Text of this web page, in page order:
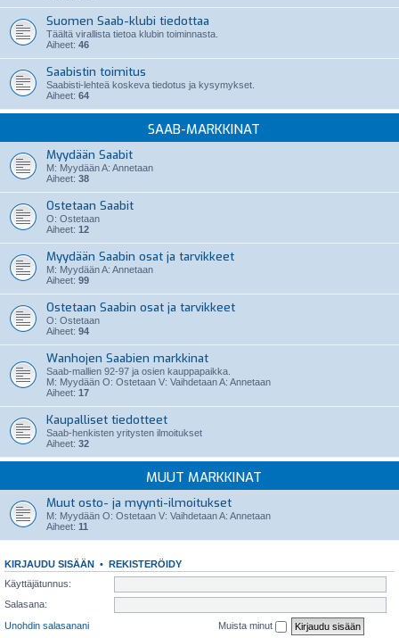
Suomen Saab-klubi tiedottaa
Täältä virallista tietoa klubin toiminnasta.
Aiheet: 46
Saabistin toimitus
Saabisti-lehteä koskeva tiedotus ja kysymykset.
Aiheet: 64
SAAB-MARKKINAT
Myydään Saabit
M: Myydään A: Annetaan
Aiheet: 38
Ostetaan Saabit
O: Ostetaan
Aiheet: 12
Myydään Saabin osat ja tarvikkeet
M: Myydään A: Annetaan
Aiheet: 99
Ostetaan Saabin osat ja tarvikkeet
O: Ostetaan
Aiheet: 94
Wanhojen Saabien markkinat
Saab-mallien 92-97 ja osien kauppapaikka.
M: Myydään O: Ostetaan V: Vaihdetaan A: Annetaan
Aiheet: 17
Kaupalliset tiedotteet
Saab-henkisten yritysten ilmoitukset
Aiheet: 32
MUUT MARKKINAT
Muut osto- ja myynti-ilmoitukset
M: Myydään O: Ostetaan V: Vaihdetaan A: Annetaan
Aiheet: 11
KIRJAUDU SISÄÄN • REKISTERÖIDY
Käyttäjätunnus:
Salasana:
Unohdin salasanani
Muista minut